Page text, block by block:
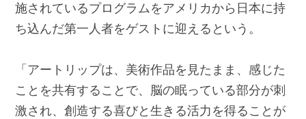
施されているプログラムをアメリカから日本に持
ち込んだ第一人者をゲストに迎えるという。
「アートリップは、美術作品を見たまま、感じた
ことを共有することで、脳の眠っている部分が刺
激され、創造する喜びと生きる活力を得ることが